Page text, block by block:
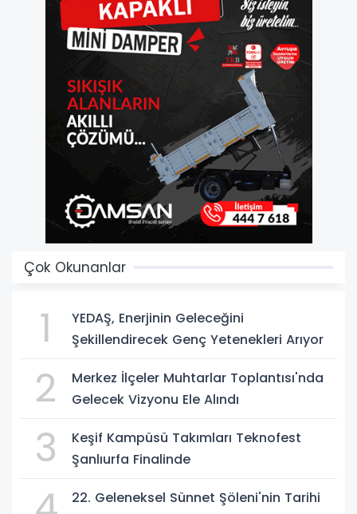
Çok Okunanlar
1
YEDAŞ, Enerjinin Geleceğini
Şekillendirecek Genç Yetenekleri Arıyor
2
Merkez İlçeler Muhtarlar Toplantısı'nda
Gelecek Vizyonu Ele Alındı
3
Keşif Kampüsü Takımları Teknofest
Şanlıurfa Finalinde
22. Geleneksel Sünnet Şöleni'nin Tarihi